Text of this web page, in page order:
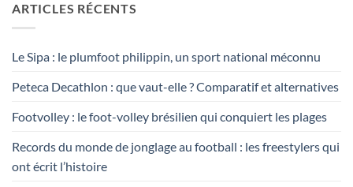
ARTICLES RÉCENTS
Le Sipa : le plumfoot philippin, un sport national méconnu
Peteca Decathlon : que vaut-elle ? Comparatif et alternatives
Footvolley : le foot-volley brésilien qui conquiert les plages
Records du monde de jonglage au football : les freestylers qui
ont écrit l’histoire